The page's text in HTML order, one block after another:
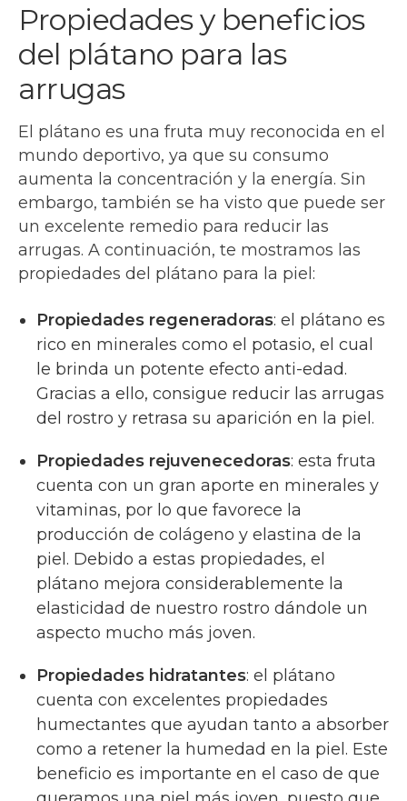
Propiedades y beneficios
del plátano para las
arrugas
El plátano es una fruta muy reconocida en el
mundo deportivo, ya que su consumo
aumenta la concentración y la energía. Sin
embargo, también se ha visto que puede ser
un excelente remedio para reducir las
arrugas. A continuación, te mostramos las
propiedades del plátano para la piel:
Propiedades regeneradoras: el plátano es
rico en minerales como el potasio, el cual
le brinda un potente efecto anti-edad.
Gracias a ello, consigue reducir las arrugas
del rostro y retrasa su aparición en la piel.
Propiedades rejuvenecedoras: esta fruta
cuenta con un gran aporte en minerales y
vitaminas, por lo que favorece la
producción de colágeno y elastina de la
piel. Debido a estas propiedades, el
plátano mejora considerablemente la
elasticidad de nuestro rostro dándole un
aspecto mucho más joven.
Propiedades hidratantes: el plátano
cuenta con excelentes propiedades
humectantes que ayudan tanto a absorber
como a retener la humedad en la piel. Este
beneficio es importante en el caso de que